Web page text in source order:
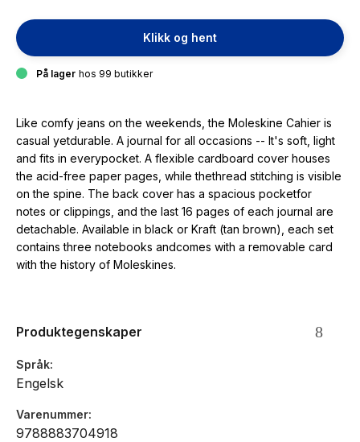
Klikk og hent
På lager hos 99 butikker
Like comfy jeans on the weekends, the Moleskine Cahier is
casual yetdurable. A journal for all occasions -- It's soft, light
and fits in everypocket. A flexible cardboard cover houses
the acid-free paper pages, while thethread stitching is visible
on the spine. The back cover has a spacious pocketfor
notes or clippings, and the last 16 pages of each journal are
detachable. Available in black or Kraft (tan brown), each set
contains three notebooks andcomes with a removable card
with the history of Moleskines.
Produktegenskaper
Språk
Engelsk
Varenummer
9788883704918